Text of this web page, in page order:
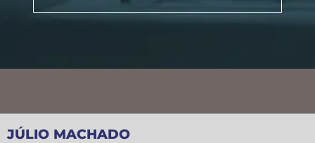
JÚLIO MACHADO